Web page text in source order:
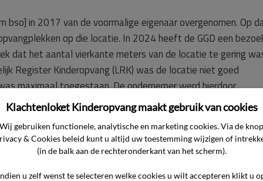
bso] in 2017 van de voormalige eigenaar overgenomen. Op
op die locatie. In 2024 heeft de GGD een
dat het aantal vierkante meters van de locatie te gering
Register Kinderopvang (LRK) was de locatie niet goed
maximaal toegestaan. De ondernemer werd hierdoor
minder kinderen en als gevolg daarvan ook naar minder
slechts drie, maakte dat het ophalen van de kinderen
haalbaar was. Indien een medewerker weg moet om
locatie achter te blijven om de daar aanwezige kinderen te
was de vervoersplanning niet meer uitvoerbaar.
Klachtenloket Kinderopvang maakt gebruik van cookies
Wij gebruiken functionele, analytische en marketing cookies. Via de knop
& Cookies beleid kunt u altijd uw toestemming wijzigen of
(in de balk aan de rechteronderkant van het scherm).
u zelf wenst te selecteren welke cookies u wilt accepteren klikt u